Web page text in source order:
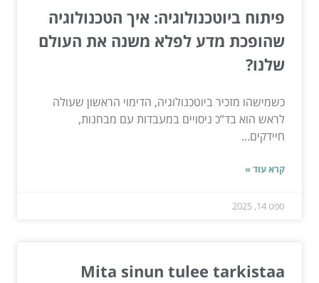
פיתוח ביוטכנולוגיה: איך הטכנולוגיה
שהופכת מדע לפלא משנה את העולם
שלנו?
כשמישהו מזכיר ביוטכנולוגיה, הדימוי הראשון שעולה
לראש הוא בד”כ ניסויים במעבדות עם מבחנות,
חיידקים...
קרא עוד »
ספט 14, 2025
Mita sinun tulee tarkistaa